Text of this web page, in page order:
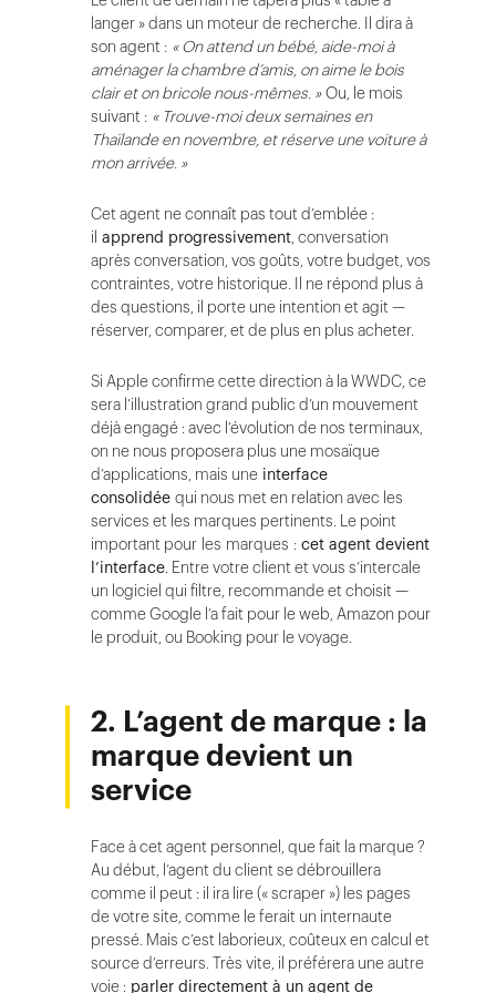
langer » dans un moteur de recherche. Il dira à
son agent : « On attend un bébé, aide-moi à
aménager la chambre d’amis, on aime le bois
clair et on bricole nous-mêmes. »Ou, le mois
suivant : « Trouve-moi deux semaines en
Thaïlande en novembre, et réserve une voiture à
mon arrivée. »
Cet agent ne connaît pas tout d’emblée :
il apprend progressivement, conversation
après conversation, vos goûts, votre budget, vos
contraintes, votre historique. Il ne répond plus à
des questions, il porte une intention et agit —
réserver, comparer, et de plus en plus acheter.
Si Apple confirme cette direction à la WWDC, ce
sera l’illustration grand public d’un mouvement
déjà engagé : avec l’évolution de nos terminaux,
on ne nous proposera plus une mosaïque
d’applications, mais une interface
consolidée qui nous met en relation avec les
services et les marques pertinents. Le point
important pour les marques : cet agent devient
l’interface. Entre votre client et vous s’intercale
un logiciel qui filtre, recommande et choisit —
comme Google l’a fait pour le web, Amazon pour
le produit, ou Booking pour le voyage.
2. L’agent de marque : la
marque devient un
service
Face à cet agent personnel, que fait la marque ?
Au début, l’agent du client se débrouillera
comme il peut : il ira lire (« scraper ») les pages
de votre site, comme le ferait un internaute
pressé. Mais c’est laborieux, coûteux en calcul et
source d’erreurs. Très vite, il préférera une autre
voie : parler directement à un agent de